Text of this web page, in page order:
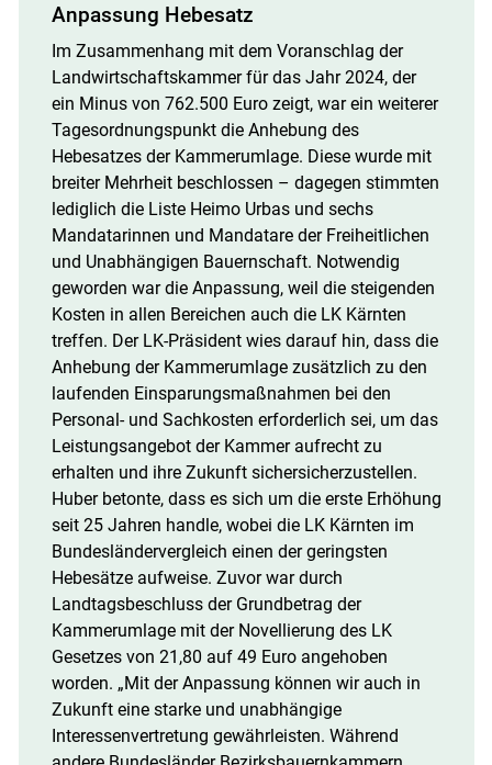
Anpassung Hebesatz
Im Zusammenhang mit dem Voranschlag der
Landwirtschaftskammer für das Jahr 2024, der
ein Minus von 762.500 Euro zeigt, war ein weiterer
Tagesordnungspunkt die Anhebung des
Hebesatzes der Kammerumlage. Diese wurde mit
breiter Mehrheit beschlossen – dagegen stimmten
lediglich die Liste Heimo Urbas und sechs
Mandatarinnen und Mandatare der Freiheitlichen
und Unabhängigen Bauernschaft. Notwendig
geworden war die Anpassung, weil die steigenden
Kosten in allen Bereichen auch die LK Kärnten
treffen. Der LK-Präsident wies darauf hin, dass die
Anhebung der Kammerumlage zusätzlich zu den
laufenden Einsparungsmaßnahmen bei den
Personal- und Sachkosten erforderlich sei, um das
Leistungsangebot der Kammer aufrecht zu
erhalten und ihre Zukunft sichersicherzustellen.
Huber betonte, dass es sich um die erste Erhöhung
seit 25 Jahren handle, wobei die LK Kärnten im
Bundesländervergleich einen der geringsten
Hebesätze aufweise. Zuvor war durch
Landtagsbeschluss der Grundbetrag der
Kammerumlage mit der Novellierung des LK
Gesetzes von 21,80 auf 49 Euro angehoben
worden. „Mit der Anpassung können wir auch in
Zukunft eine starke und unabhängige
Interessenvertretung gewährleisten. Während